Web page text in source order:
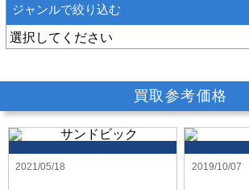
ジャンルで絞り込む
買取参考価格
2021/05/18 2019/10/07